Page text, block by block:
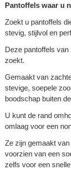
Pantoffels waar u
Zoekt u pantoffels
stevig, stijlvol en
Deze pantoffels
zoekt.
Gemaakt van
stevige, soepele
boodschap buiten
U kunt de rand
omlaag voor een
Ze zijn gemaakt
voorzien van een
zelfs voor een